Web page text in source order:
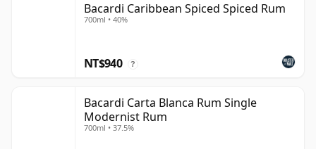
Bacardi Caribbean Spiced Spiced Rum
700ml • 40%
NT$940 ?
Bacardi Carta Blanca Rum Single
Modernist Rum
700ml • 37.5%